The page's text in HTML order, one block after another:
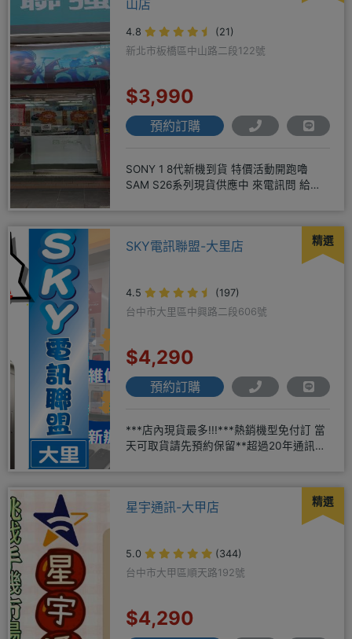
山店
4.8
(21)
新北市板橋區中山路二段122號
$3,990
預約訂購
SONY 1 8代新機到貨 特價活動開跑嚕
SAM S26系列現貨供應中 來電訊問 給你
精選
SKY電訊聯盟-大里店
4.5
(197)
台中市大里區中興路二段606號
$4,290
預約訂購
***店內現貨最多!!!***熱銷機型免付訂 當
天可取貨請先預約保留**超過20年通訊經
精選
星宇通訊-大甲店
5.0
(344)
台中市大甲區順天路192號
$4,290